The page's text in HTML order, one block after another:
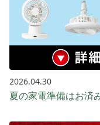
2026.04.30
夏の家電準備はお済